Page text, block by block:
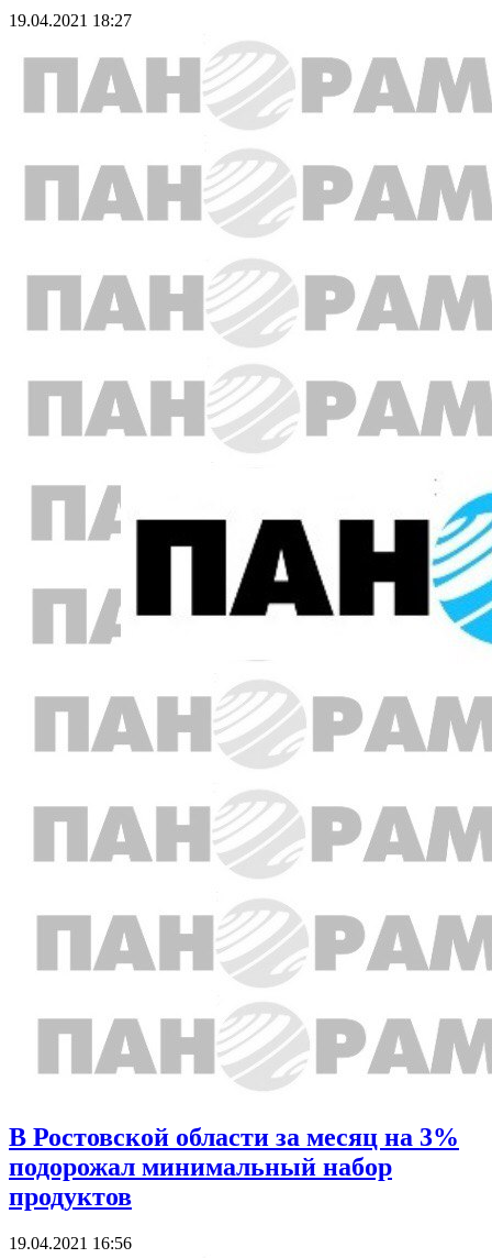
19.04.2021 18:27
В Ростовской области за месяц на 3%
подорожал минимальный набор
продуктов
19.04.2021 16:56